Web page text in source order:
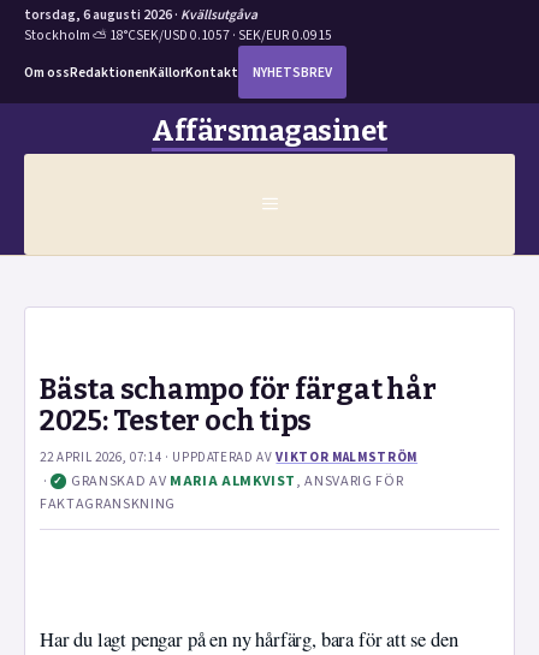
torsdag, 6 augusti 2026 · Kvällsutgåva
Stockholm ⛅ 18°CSEK/USD 0.1057 · SEK/EUR 0.0915
Om ossRedaktionenKällorKontakt NYHETSBREV
Affärsmagasinet
MENY
Bästa schampo för färgat hår
2025: Tester och tips
22 APRIL 2026, 07:14 · UPPDATERADAVVIKTOR MALMSTRÖM
· ✓ GRANSKAD AV MARIA ALMKVIST, ANSVARIG FÖR
FAKTAGRANSKNING
Har du lagt pengar på en ny hårfärg, bara för att se den